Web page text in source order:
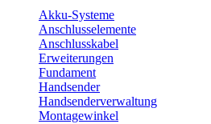
Akku-Systeme
Anschlusselemente
Anschlusskabel
Erweiterungen
Fundament
Handsender
Handsenderverwaltung
Montagewinkel